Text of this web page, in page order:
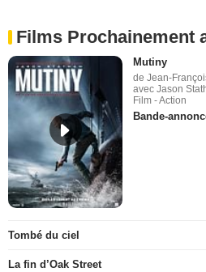
Films Prochainement
Mutiny
de Jean-
avec Jason
Film - Action
Bande-
Tombé du ciel
La fin d’Oak Street